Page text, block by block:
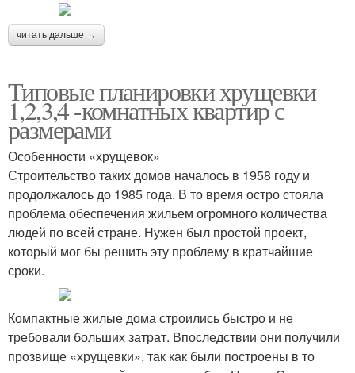
читать дальше →
Типовые планировки хрущевки
1,2,3,4 -комнатных квартир с
размерами
Особенности «хрущевок»
Строительство таких домов началось в 1958 году и
продолжалось до 1985 года. В то время остро стояла
проблема обеспечения жильем огромного количества
людей по всей стране. Нужен был простой проект,
который мог бы решить эту проблему в кратчайшие
сроки.
Компактные жилые дома строились быстро и не
требовали больших затрат. Впоследствии они получили
прозвище «хрущевки», так как были построены в то